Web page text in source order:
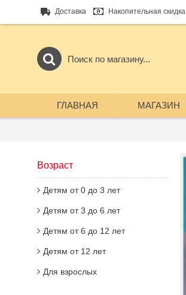
Доставка Накопительная скидка
ГЛАВНАЯ МАГАЗИН
Возраст
Детям от 0 до 3 лет
Детям от 3 до 6 лет
Детям от 6 до 12 лет
Детям от 12 лет
Для взрослых